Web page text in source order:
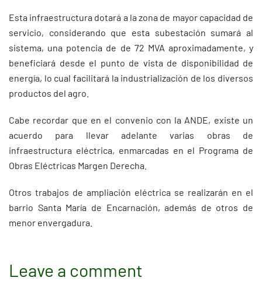
Esta infraestructura dotará a la zona de mayor capacidad de
servicio, considerando que esta subestación sumará al
sistema, una potencia de de 72 MVA aproximadamente, y
beneficiará desde el punto de vista de disponibilidad de
energía, lo cual facilitará la industrialización de los diversos
productos del agro.
Cabe recordar que en el convenio con la ANDE, existe un
acuerdo para llevar adelante varias obras de
infraestructura eléctrica, enmarcadas en el Programa de
Obras Eléctricas Margen Derecha.
Otros trabajos de ampliación eléctrica se realizarán en el
barrio Santa María de Encarnación, además de otros de
menor envergadura.
Leave a comment